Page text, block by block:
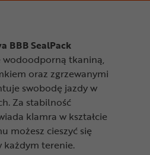
BBB SealPack
wodoodporną tkaniną,
oraz zgrzewanymi
swobodę jazdy w
Za stabilność
klamra w kształcie
możesz cieszyć się
każdym terenie.